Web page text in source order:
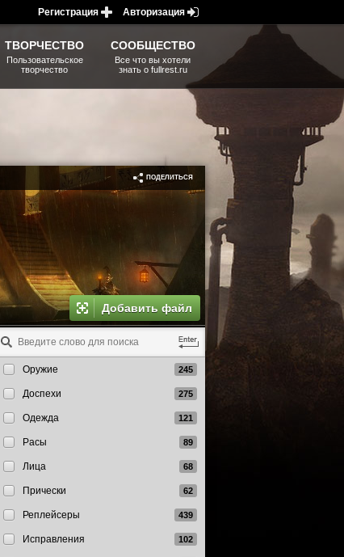
Добавить файл
ПОДЕЛИТЬСЯ
GAME TAG MENU
Оружие
Доспехи
Одежда
Расы
Лица
Прически
Реплейсеры
Исправления
ТВОРЧЕСТВО
Пользовательское
творчество
СООБЩЕСТВО
Все что вы хотели
знать о fullrest.ru
Авторизация
Регистрация